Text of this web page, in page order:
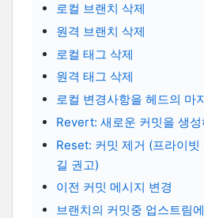
로컬 브랜치 삭제
원격 브랜치 삭제
로컬 태그 삭제
원격 태그 삭제
로컬 변경사항을 헤드의 마
Revert: 새로운 커밋을 생
Reset: 커밋 제거 (프라이
길 권고)
이전 커밋 메시지 변경
브랜치의 커밋중 업스트림